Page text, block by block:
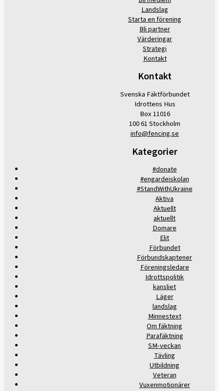
Landslag
Starta en förening
Bli partner
Värderingar
Strategi
Kontakt
Kontakt
Svenska Fäktförbundet
Idrottens Hus
Box 11016
100 61 Stockholm
info@fencing.se
Kategorier
#donate
#engardeiskolan
#StandWithUkraine
Aktiva
Aktuellt
aktuellt
Domare
Elit
Förbundet
Förbundskaptener
Föreningsledare
Idrottspolitik
kansliet
Läger
landslag
Minnestext
Om fäktning
Parafäktning
SM-veckan
Tävling
Utbildning
Veteran
Vuxenmotionärer